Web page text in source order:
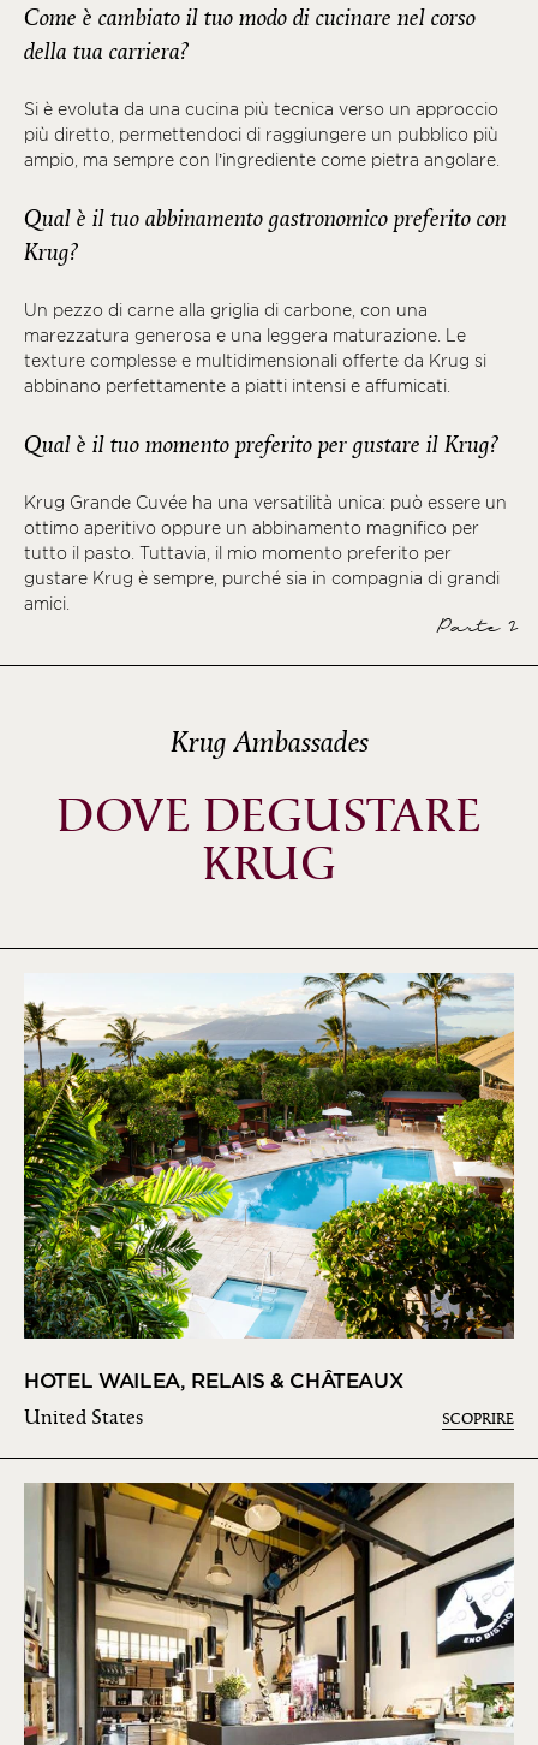
Come è cambiato il tuo modo di cucinare nel corso
della tua carriera?
Si è evoluta da una cucina più tecnica verso un approccio
più diretto, permettendoci di raggiungere un pubblico più
ampio, ma sempre con l’ingrediente come pietra angolare.
Qual è il tuo abbinamento gastronomico preferito con
Krug?
Un pezzo di carne alla griglia di carbone, con una
marezzatura generosa e una leggera maturazione. Le
texture complesse e multidimensionali offerte da Krug si
abbinano perfettamente a piatti intensi e affumicati.
Qual è il tuo momento preferito per gustare il Krug?
Krug Grande Cuvée ha una versatilità unica: può essere un
ottimo aperitivo oppure un abbinamento magnifico per
tutto il pasto. Tuttavia, il mio momento preferito per
gustare Krug è sempre, purché sia in compagnia di grandi
amici.
Parte 2
Krug Ambassades
DOVE DEGUSTARE
KRUG
HOTEL WAILEA, RELAIS & CHÂTEAUX
United States SCOPRIRE